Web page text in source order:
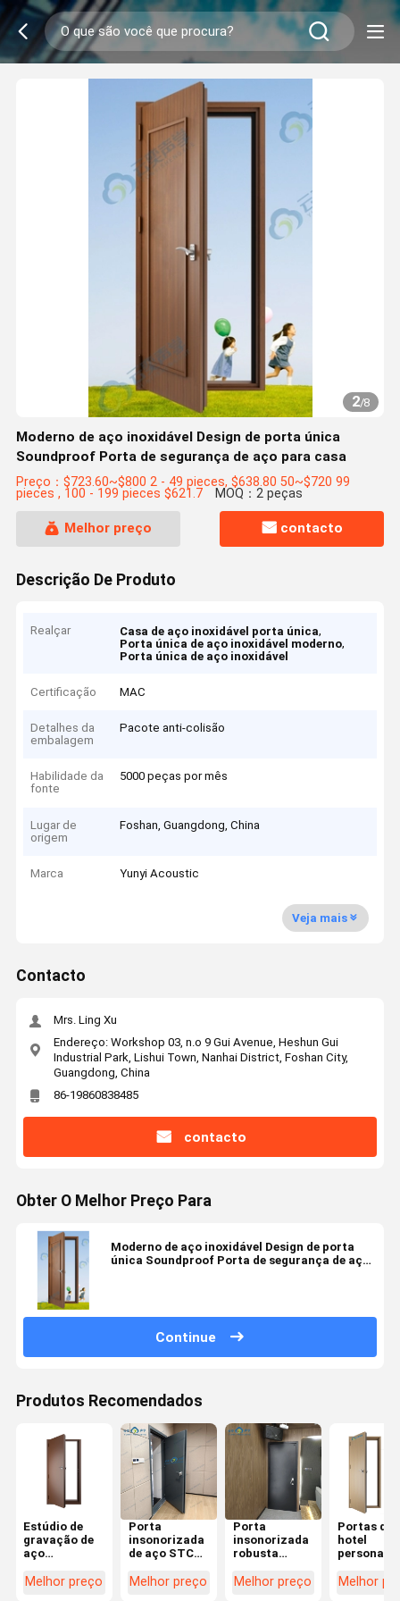
2/8
Moderno de aço inoxidável Design de porta única
Soundproof Porta de segurança de aço para casa
Preço：$723.60~$800 2 - 49 pieces, $638.80 50~$720 99
pieces , 100 - 199 pieces $621.7 MOQ：2 peças
Melhor preço contacto
Descrição De Produto
Realçar Casa de aço inoxidável porta única,
Porta única de aço inoxidável moderno,
Porta única de aço inoxidável
Certificação MAC
Detalhes da
embalagem
Pacote anti-colisão
Habilidade da
fonte
5000 peças por mês
Lugar de
origem
Foshan, Guangdong, China
Marca Yunyi Acoustic
Veja mais
Contacto
Mrs. Ling Xu
Endereço: Workshop 03, n.o 9 Gui Avenue, Heshun Gui
Industrial Park, Lishui Town, Nanhai District, Foshan City,
Guangdong, China
86-19860838485
contacto
Obter O Melhor Preço Para
Moderno de aço inoxidável Design de porta
única Soundproof Porta de segurança de aço
Continue
Produtos Recomendados
Estúdio de
gravação de
aço
Cinema Porta
Melhor preço
Porta
insonorizada
de aço STC
acústica
Melhor preço
Porta
insonorizada
robusta
construída
Melhor preço
Portas de
hotel
qualidade
Melhor